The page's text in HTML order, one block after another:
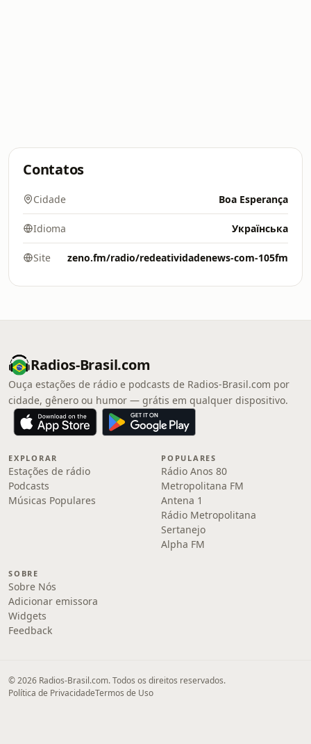
Contatos
Cidade Boa Esperança
Idioma Українська
Site zeno.fm/radio/redeatividadenews-com-105fm
Radios-Brasil.com
Ouça estações de rádio e podcasts de Radios-Brasil.com por
cidade, gênero ou humor — grátis em qualquer dispositivo.
EXPLORAR
Estações de rádio
Podcasts
Músicas Populares
POPULARES
Rádio Anos 80
Metropolitana FM
Antena 1
Rádio Metropolitana
Sertanejo
Alpha FM
SOBRE
Sobre Nós
Adicionar emissora
Widgets
Feedback
© 2026 Radios-Brasil.com. Todos os direitos reservados.
Política de PrivacidadeTermos de Uso